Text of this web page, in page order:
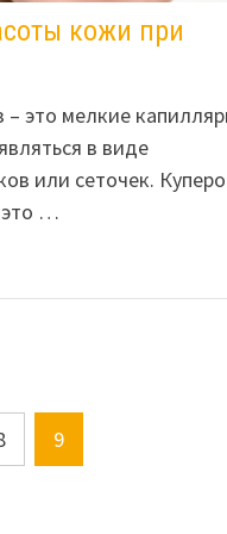
кожи при
– это мелкие
в виде
или сеточек.
это …
9